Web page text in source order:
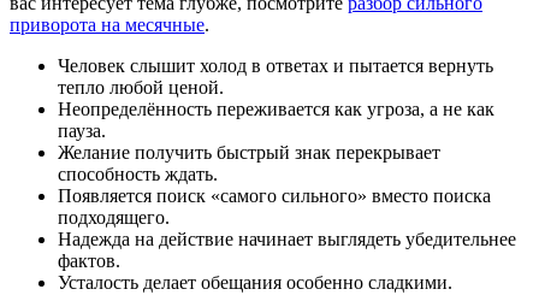
приворота на месячные.
Человек слышит холод в ответах и пытается вернуть
тепло любой ценой.
Неопределённость переживается как угроза, а не как
пауза.
Желание получить быстрый знак перекрывает
способность ждать.
Появляется поиск «самого сильного» вместо поиска
подходящего.
Надежда на действие начинает выглядеть убедительнее
фактов.
Усталость делает обещания особенно сладкими.